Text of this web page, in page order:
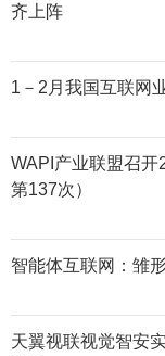
齐上阵
1－2月我国互联网
WAPI产业联盟召开
第137次）
智能体互联网：雏
天翼视联视觉智安